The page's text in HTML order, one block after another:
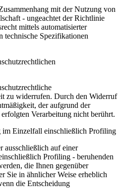
mit der Nutzung von
- ungeachtet der Richtlinie
mittels automatisierter
technische Spezifikationen
zu widerrufen. Durch den Widerruf
der aufgrund der
Verarbeitung nicht berührt.
im Einzelfall einschließlich Profiling
ausschließlich auf einer
Profiling - beruhenden
die Ihnen gegenüber
Sie in ähnlicher Weise erheblich
die Entscheidung